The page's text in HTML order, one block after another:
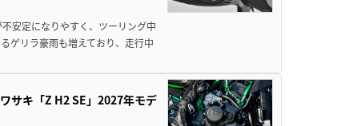
安定になりやすく、ツーリング中
ゲリラ豪雨も増えており、走行中
サキ「Z H2 SE」2027年モデ